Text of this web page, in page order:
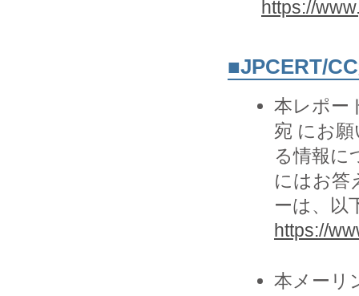
https://
■JPCERT/
本レポー
宛 にお
る情報に
にはお答
ーは、以
https://
本メーリ